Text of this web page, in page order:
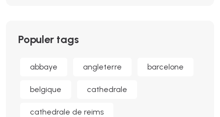
Populer tags
abbaye angleterre barcelone
belgique cathedrale
cathedrale de reims